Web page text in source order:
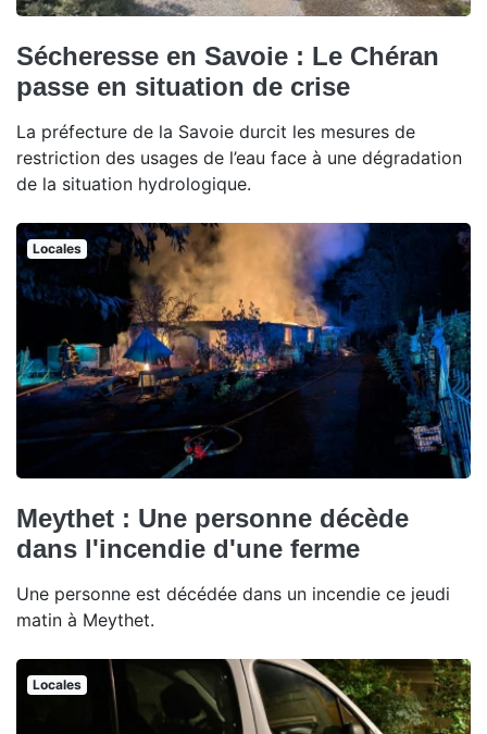
Sécheresse en Savoie : Le Chéran
passe en situation de crise
La préfecture de la Savoie durcit les mesures de
restriction des usages de l’eau face à une dégradation
de la situation hydrologique.
Locales
Meythet : Une personne décède
dans l'incendie d'une ferme
Une personne est décédée dans un incendie ce jeudi
matin à Meythet.
Locales